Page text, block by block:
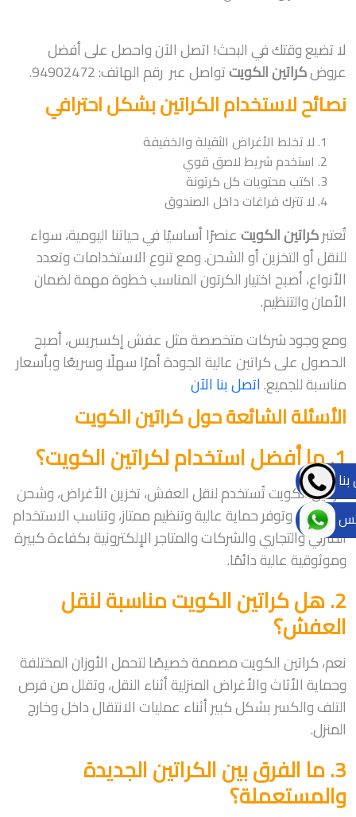
لا تضيع وقتك في البحث! اتصل الآن واحصل على أفضل
عروضكراتين الكويتتواصل عبر رقم الهاتف: 94902472.
نصائح لاستخدام الكراتين بشكل احترافي
لا تخلط الأغراض الثقيلة والخفيفة
استخدم شريط لاصق قوي
اكتب محتويات كل كرتونة
لا تترك فراغات داخل الصندوق
تُعتبركراتين الكويتعنصرًا أساسيًا في حياتنا اليومية، سواء
للنقل أو التخزين أو الشحن. ومع تنوع الاستخدامات وتعدد
الأنواع، أصبح اختيار الكرتون المناسب خطوة مهمة لضمان
الأمان والتنظيم.
ومع وجود شركات متخصصة مثل عفش إكسبريس، أصبح
الحصول على كراتين عالية الجودة أمرًا سهلًا وسريعًا وبأسعار
مناسبة للجميع.اتصل بنا الآن
الأسئلة الشائعة حول كراتين الكويت
1. ما أفضل استخدام لكراتين الكويت؟
كراتين الكويت تُستخدم لنقل العفش، تخزين الأغراض، وشحن
المنتجات، وتوفر حماية عالية وتنظيم ممتاز، وتناسب الاستخدام
المنزلي والتجاري والشركات والمتاجر الإلكترونية بكفاءة كبيرة
وموثوقية عالية دائمًا.
2. هل كراتين الكويت مناسبة لنقل
العفش؟
نعم، كراتين الكويت مصممة خصيصًا لتحمل الأوزان المختلفة
وحماية الأثاث والأغراض المنزلية أثناء النقل، وتقلل من فرص
التلف والكسر بشكل كبير أثناء عمليات الانتقال داخل وخارج
المنزل.
3. ما الفرق بين الكراتين الجديدة
والمستعملة؟